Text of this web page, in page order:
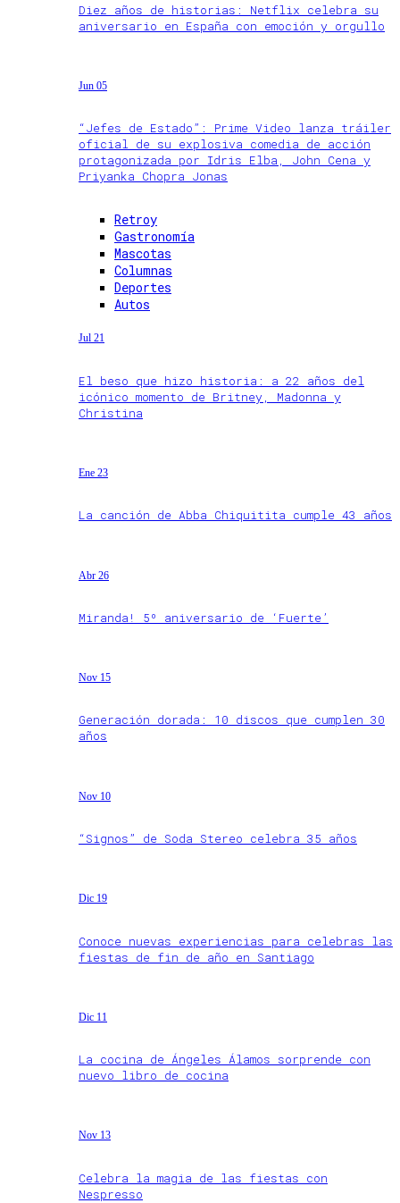
Diez años de historias: Netflix celebra su
aniversario en España con emoción y orgullo
Jun 05
“Jefes de Estado”: Prime Video lanza tráiler
oficial de su explosiva comedia de acción
protagonizada por Idris Elba, John Cena y
Priyanka Chopra Jonas
Retroy
Gastronomía
Mascotas
Columnas
Deportes
Autos
Jul 21
El beso que hizo historia: a 22 años del
icónico momento de Britney, Madonna y
Christina
Ene 23
La canción de Abba Chiquitita cumple 43 años
Abr 26
Miranda! 5º aniversario de ‘Fuerte’
Nov 15
Generación dorada: 10 discos que cumplen 30
años
Nov 10
“Signos” de Soda Stereo celebra 35 años
Dic 19
Conoce nuevas experiencias para celebras las
fiestas de fin de año en Santiago
Dic 11
La cocina de Ángeles Álamos sorprende con
nuevo libro de cocina
Nov 13
Celebra la magia de las fiestas con
Nespresso